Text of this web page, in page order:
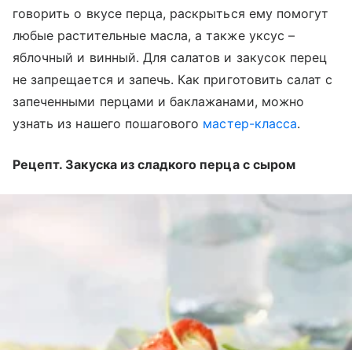
говорить о вкусе перца, раскрыться ему помогут
любые растительные масла, а также уксус –
яблочный и винный. Для салатов и закусок перец
не запрещается и запечь. Как приготовить салат с
запеченными перцами и баклажанами, можно
узнать из нашего пошагового мастер-класса.
Рецепт. Закуска из сладкого перца с сыром